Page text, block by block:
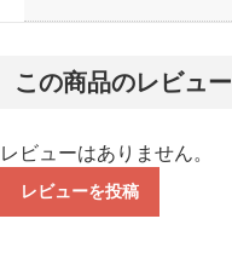
この商品のレビュー
レビューはありません。
レビューを投稿